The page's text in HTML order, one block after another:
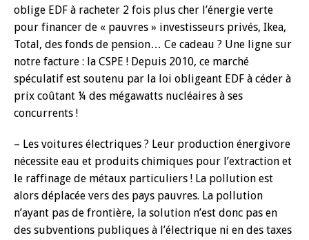
oblige EDF à racheter 2 fois plus cher l’énergie verte
pour financer de « pauvres » investisseurs privés, Ikea,
Total, des fonds de pension… Ce cadeau ? Une ligne sur
notre facture : la CSPE ! Depuis 2010, ce marché
spéculatif est soutenu par la loi obligeant EDF à céder à
prix coûtant ¼ des mégawatts nucléaires à ses
concurrents !
– Les voitures électriques ? Leur production énergivore
nécessite eau et produits chimiques pour l’extraction et
le raffinage de métaux particuliers ! La pollution est
alors déplacée vers des pays pauvres. La pollution
n’ayant pas de frontière, la solution n’est donc pas en
des subventions publiques à l’électrique ni en des taxes